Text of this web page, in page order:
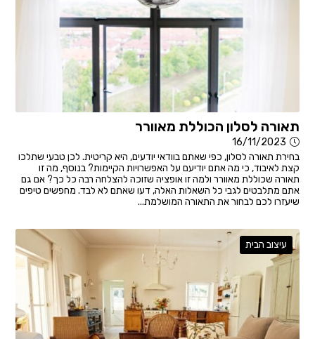
תאורה לסלון הכוללת מאוורר
16/11/2023
בחירת תאורה לסלון, כפי שאתם בוודאי יודעים, היא קריטית. לכן טבעי שתלכו
קצת לאיבוד, כי מה אתם יודיעם על האפשרויות הקיימות? בנוסף, מה זו
תאורה שכוללת מאוורר ולמה זו אופציה שזוכה להצלחה רבה כל כך? אם גם
אתם מתלבטים לגבי כל השאלות האלה, דעו שאתם לא לבד. מחפשים טיפים
שיעזרו לכם לבחור את התאורה המושלמת...
עיצוב הבית